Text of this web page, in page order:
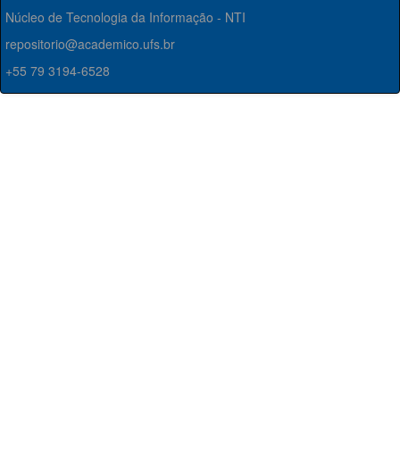
Núcleo de Tecnologia da Informação - NTI
repositorio@academico.ufs.br
+55 79 3194-6528